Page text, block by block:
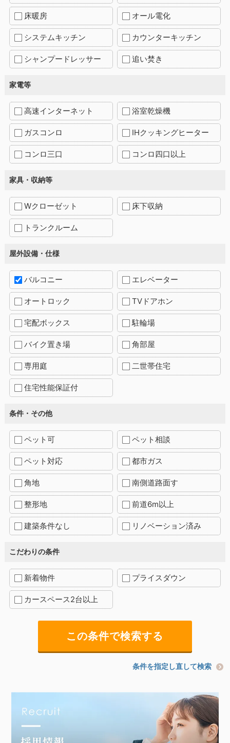
床暖房 オール電化
システムキッチン カウンターキッチン
シャンプードレッサー 追い焚き
家電等
高速インターネット 浴室乾燥機
ガスコンロ IHクッキングヒーター
コンロ三口 コンロ四口以上
家具・収納等
Wクローゼット 床下収納
トランクルーム
屋外設備・仕様
バルコニー エレベーター
オートロック TVドアホン
宅配ボックス 駐輪場
バイク置き場 角部屋
専用庭 二世帯住宅
住宅性能保証付
条件・その他
ペット可 ペット相談
ペット対応 都市ガス
角地 南側道路面す
整形地 前道6m以上
建築条件なし リノベーション済み
こだわりの条件
新着物件 プライスダウン
カースペース2台以上
条件を指定し直して検索